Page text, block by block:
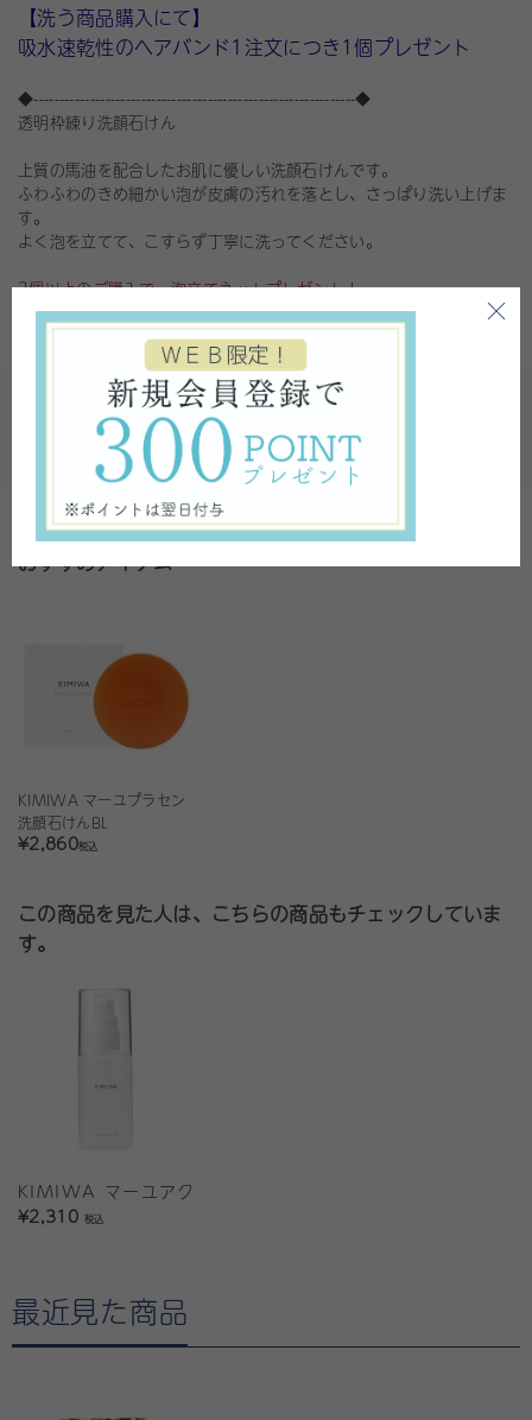
【洗う商品購入にて】
吸水速乾性のヘアバンド1注文につき1個プレゼント
◆---------------------------------------------------------------◆
透明枠練り洗顔石けん
上質の馬油を配合したお肌に優しい洗顔石けんです。
ふわふわのきめ細かい泡が皮膚の汚れを落とし、さっぱり洗い上げま
す。
よく泡を立てて、こすらず丁寧に洗ってください。
2個以上のご購入で、泡立てネットプレゼント！
おすすめアイテム
KIMIWA マーユプラセン
洗顔石けんBL
¥2,860税込
この商品を見た人は、こちらの商品もチェックしていま
す。
KIMIWA マーユアクアスルー
¥2,310税込
最近見た商品